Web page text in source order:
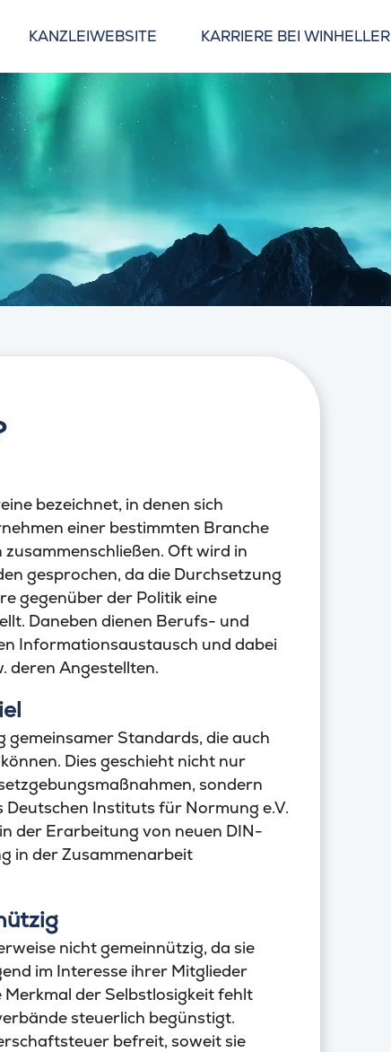
KANZLEIWEBSITE KARRIERE BEI WINHELLER
bezeichnet, in denen sich
einer bestimmten Branche
Oft wird in
gesprochen, da die Durchsetzung
gegenüber der Politik eine
Daneben dienen Berufs- und
Informationsaustausch und dabei
deren Angestellten.
gemeinsamer Standards, die auch
Dies geschieht nicht nur
sondern
Instituts für Normung e.V.
der Erarbeitung von neuen DIN-
in der Zusammenarbeit
nicht gemeinnützig, da sie
im Interesse ihrer Mitglieder
der Selbstlosigkeit fehlt
steuerlich begünstigt.
befreit, soweit sie